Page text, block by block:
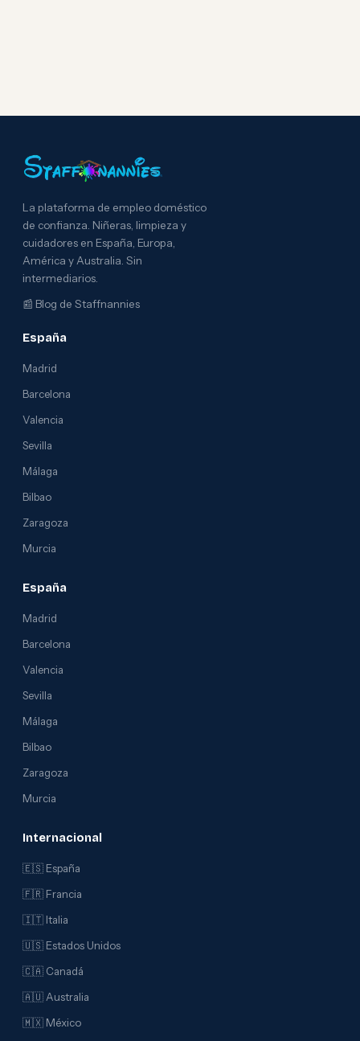
La plataforma de empleo doméstico
de confianza. Niñeras, limpieza y
cuidadores en España, Europa,
América y Australia. Sin
intermediarios.
📰 Blog de Staffnannies
España
Madrid
Barcelona
Valencia
Sevilla
Málaga
Bilbao
Zaragoza
Murcia
España
Madrid
Barcelona
Valencia
Sevilla
Málaga
Bilbao
Zaragoza
Murcia
Internacional
🇪🇸 España
🇫🇷 Francia
🇮🇹 Italia
🇺🇸 Estados Unidos
🇨🇦 Canadá
🇦🇺 Australia
🇲🇽 México